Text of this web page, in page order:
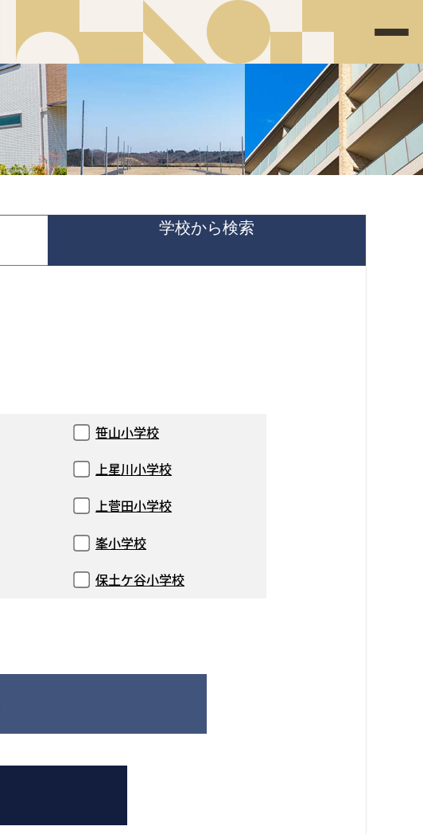
学校から検索
笹山小学校
上星川小学校
上菅田小学校
峯小学校
保土ケ谷小学校